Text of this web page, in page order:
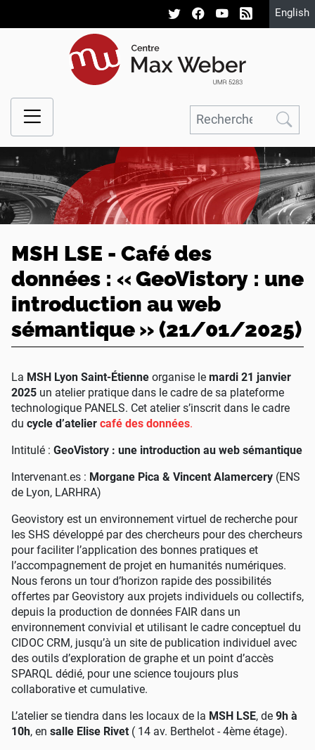
English
MSH LSE - Café des
données : « GeoVistory : une
introduction au web
sémantique » (21/01/2025)
La MSH Lyon Saint-Étienne organise le mardi 21 janvier
2025 un atelier pratique dans le cadre de sa plateforme
technologique PANELS. Cet atelier s’inscrit dans le cadre
du cycle d’atelier café des données.
Intitulé : GeoVistory : une introduction au web sémantique
Intervenant.es : Morgane Pica & Vincent Alamercery (ENS
de Lyon, LARHRA)
Geovistory est un environnement virtuel de recherche pour
les SHS développé par des chercheurs pour des chercheurs
pour faciliter l’application des bonnes pratiques et
l’accompagnement de projet en humanités numériques.
Nous ferons un tour d’horizon rapide des possibilités
offertes par Geovistory aux projets individuels ou collectifs,
depuis la production de données FAIR dans un
environnement convivial et utilisant le cadre conceptuel du
CIDOC CRM, jusqu’à un site de publication individuel avec
des outils d’exploration de graphe et un point d’accès
SPARQL dédié, pour une science toujours plus
collaborative et cumulative.
L’atelier se tiendra dans les locaux de la MSH LSE, de 9h à
10h, en salle Elise Rivet ( 14 av. Berthelot - 4ème étage).